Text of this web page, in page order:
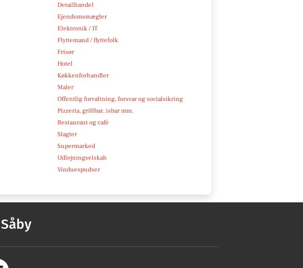
Detailhandel
Ejendomsmægler
Elektronik / IT
Flyttemand / flyttefolk
Frisør
Hotel
Køkkenforhandler
Maler
Offentlig forvaltning, forsvar og socialsikring
Pizzeria, grillbar, isbar mm.
Restaurant og café
Slagter
Supermarked
Udlejningselskab
Vinduespudser